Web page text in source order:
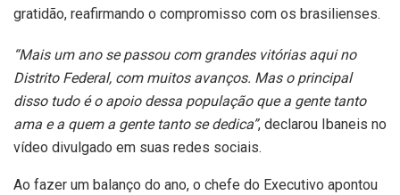
gratidão, reafirmando o compromisso com os brasilienses.
“Mais um ano se passou com grandes vitórias aqui no
Distrito Federal, com muitos avanços. Mas o principal
disso tudo é o apoio dessa população que a gente tanto
ama e a quem a gente tanto se dedica”, declarou Ibaneis no
vídeo divulgado em suas redes sociais.
Ao fazer um balanço do ano, o chefe do Executivo apontou